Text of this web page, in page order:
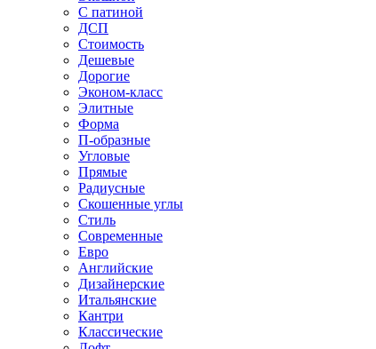
С патиной
ДСП
Стоимость
Дешевые
Дорогие
Эконом-класс
Элитные
Форма
П-образные
Угловые
Прямые
Радиусные
Скошенные углы
Стиль
Современные
Евро
Английские
Дизайнерские
Итальянские
Кантри
Классические